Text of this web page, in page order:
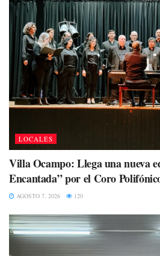
LOCALES
Villa Ocampo: Llega una nueva
Encantada” por el Coro
AGOSTO 7, 2026 120